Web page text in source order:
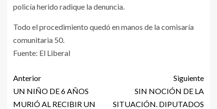
policía herido radique la denuncia.
Todo el procedimiento quedó en manos de la comisaría
comunitaria 50.
Fuente: El Liberal
Anterior
UN NIÑO DE 6 AÑOS
MURIÓ AL RECIBIR UN
Siguiente
SIN NOCIÓN DE LA
SITUACIÓN. DIPUTADOS